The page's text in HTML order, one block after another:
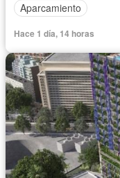
Aparcamiento
Hace 1 día, 14 horas